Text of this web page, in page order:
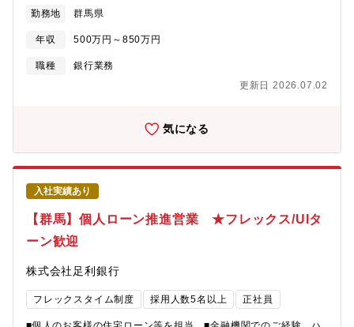
ンサルティング業務を担当します。■お客さまのライフステージ、
資産背景、ご家族の状況などに応じ、お客さま一人ひとりが抱え
るニーズに合わせ、「資産形成」、「資産運用」、「資産管理
（保全）」などの、コンサルティングを提供します。■遺言信託、
本部専門部署と連携して対応します。【教育・育成について】■銀
要資格や業務の理解を深めていただきます。半年～１年で支店で
の現場OJTがあり配属支店にて先輩社員と外訪をしていきます。■
過去には異業界の法人営業経験者が当行に入行し活躍をしていま
す。★入行後はOJTをはじめ、業務別に充実した研修制度を整備
しています。★資格取得制度やeラーニングにより行員の自己啓発
をサポート。毎期多くの公的資格取得者が誕生しています。【選
べる転勤制度】Fコース（転居を伴う転勤有）／ Aコース（転居
を伴う転勤無）【働き方・福利厚生・魅力】■土日祝休 ■平均残
業時間17H ■平均有給取得日数13.1日 ■一昨年度育休取得
休暇3日、ファミリーサポート休暇2日、記念日休暇、健康休暇、
結婚などの特別休暇■スマートワーク運動(フレックス制度活用推
進)・男性育休取得率100%、女性のキャリア改革（育児時短勤務
勤務地 群馬県
年収 500万円～850万円
職種
銀行業務
更新日 2026.07.02
気になる
入社実績あり
【群馬】個人ローン推進営業 ★フレックス/UIタ
ーン歓迎
株式会社足利銀行
フレックスタイム制度 採用人数5名以上 正社員